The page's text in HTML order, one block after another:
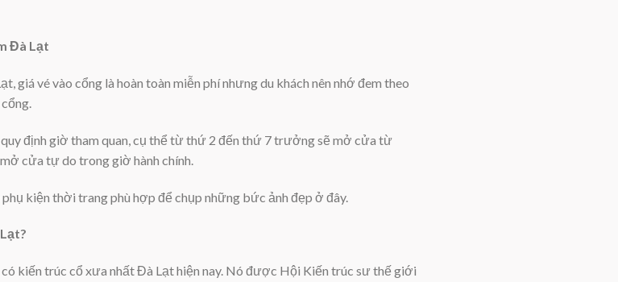
Đà Lạt
giá vé vào cổng là hoàn toàn miễn phí nhưng du khách nên nhớ đem theo
định giờ tham quan, cụ thể từ thứ 2 đến thứ 7 trưởng sẽ mở cửa từ
cửa tự do trong giờ hành chính.
kiện thời trang phù hợp để chụp những bức ảnh đẹp ở đây.
kiến trúc cổ xưa nhất Đà Lạt hiện nay. Nó được Hội Kiến trúc sư thế giới